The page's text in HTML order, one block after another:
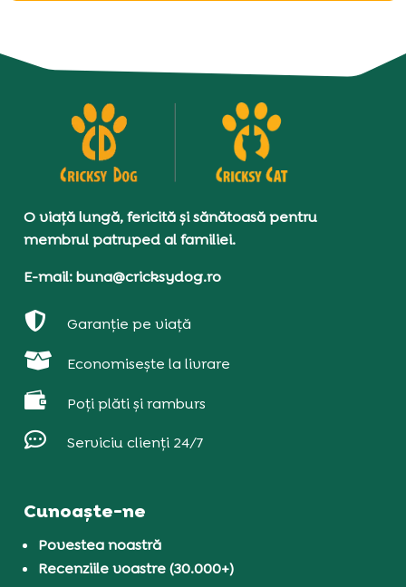
O viață lungă, fericită și sănătoasă pentru
membrul patruped al familiei.
E-mail: buna@cricksydog.ro
 Garanție pe viață
 Economisește la livrare
 Poți plăti și ramburs
 Serviciu clienți 24/7
Cunoaște-ne
Povestea noastră
Recenziile voastre (30.000+)